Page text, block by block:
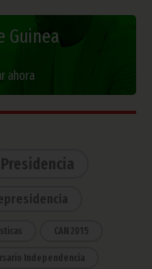
Guinea
ahora
Presidencia
CAN 2015
Independencia